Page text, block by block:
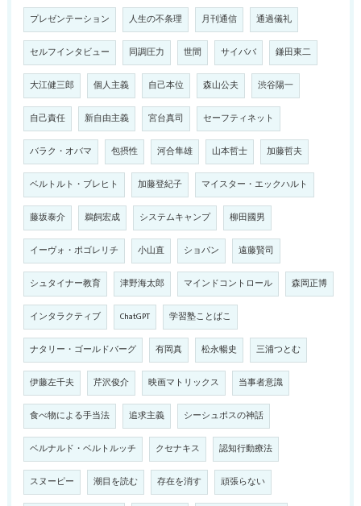
プレゼンテーション 人生の不条理 月刊通信 通過儀礼
セルフインタビュー 同調圧力 世間 サイババ 鎌田東二
大江健三郎 個人主義 自己本位 森山公夫 渋谷陽一
自己責任 新自由主義 宮台真司 セーフティネット
バラク・オバマ 包摂性 河合隼雄 山本哲士 加藤哲夫
ベルトルト・ブレヒト 加藤登紀子 マイスター・エックハルト
藤坂泰介 鵜飼宏成 システムキャンプ 柳田國男
イーヴォ・ポゴレリチ 小山直 ショパン 遠藤賢司
シュタイナー教育 津野海太郎 マインドコントロール 森岡正博
インタラクティブ ChatGPT 学習塾ことばこ
ナタリー・ゴールドバーグ 有岡真 松永暢史 三浦つとむ
伊藤左千夫 芹沢俊介 映画マトリックス 当事者意識
食べ物による手当法 追求主義 シーシュポスの神話
ベルナルド・ベルトルッチ クセナキス 認知行動療法
スヌーピー 潮目を読む 存在を消す 頑張らない